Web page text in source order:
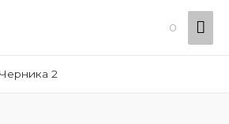
0
Черника 2